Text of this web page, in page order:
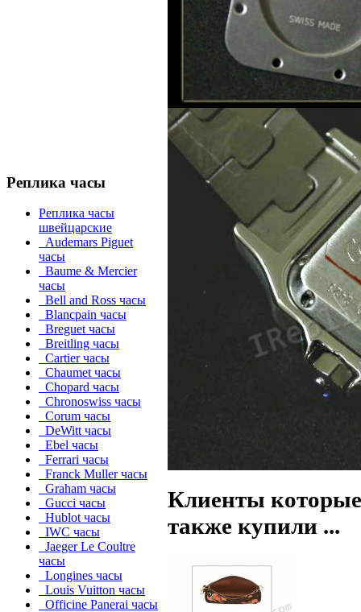
Реплика часы
Реплика часы
швейцарские
Audemars Piguet
часы
Baume & Mercier
часы
Bell and Ross часы
Blancpain часы
Breguet часы
Breitling часы
Cartier часы
Chaumet часы
Chopard часы
Chronoswiss часы
Corum часы
DeWitt часы
Ebel часы
Ferrari часы
Franck Muller часы
Graham часы
Gucci часы
Hublot часы
IWC часы
Jaeger Le Coultre
часы
Longines часы
Louis Vuitton часы
Officine Panerai часы
Клиенты
также купили ...